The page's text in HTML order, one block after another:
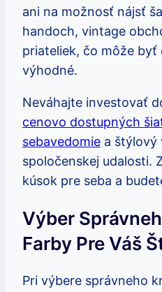
ani na možnosť nájsť
handoch, vintage
priateliek, čo môže byť
výhodné.
Neváhajte investovať
cenovo dostupných
sebavedomie a štýlový
spoločenskej udalosti.
kúsok pre seba a
Výber
Farby Pre Váš
Pri výbere správneho